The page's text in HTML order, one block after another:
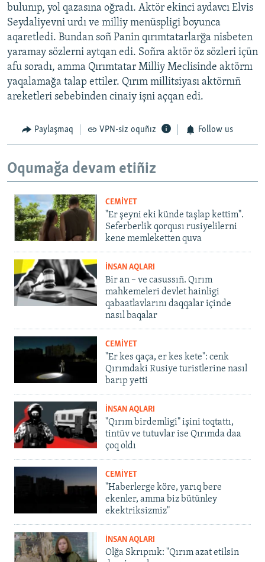
bulunıp, yol qazasına oğradı. Aktör ekinci aydavcı Elvis
Seydaliyevni urdı ve milliy menüspligi boyunca
aqaretledi. Bundan soñ Panin qırımtatarlarğa nisbeten
yaramay sözlerni aytqan edi. Soñra aktör öz sözleri içün
afu soradı, amma Qırımtatar Milliy Meclisinde aktörnı
yaqalamağa talap ettiler. Qırım millitsiyası aktörnıñ
areketleri sebebinden cinaiy işni açqan edi.
Paylaşmaq VPN-siz oquñız Follow us
Oqumağa devam etiñiz
CEMİYET
"Er şeyni eki künde taşlap kettim".
Seferberlik qorqusı rusiyelilerni
kene memleketten quva
İNSAN AQLARI
Bir an – ve casussıñ. Qırım
mahkemeleri devlet hainligi
qabaatlavlarını daqqalar içinde
nasıl baqalar
CEMİYET
"Er kes qaça, er kes kete": cenk
Qırımdaki Rusiye turistlerine nasıl
barıp yetti
İNSAN AQLARI
"Qırım birdemligi" işini toqtattı,
tintüv ve tutuvlar ise Qırımda daa
çoq oldı
CEMİYET
"Haberlerge köre, yarıq bere
ekenler, amma biz bütünley
ekektriksizmiz"
İNSAN AQLARI
Olğa Skrıpnık: "Qırım azat etilsin